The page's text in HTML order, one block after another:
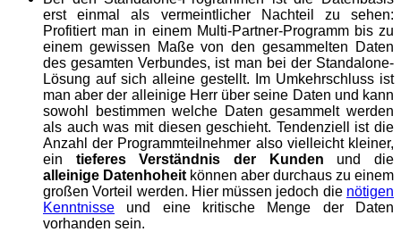
erst einmal als vermeintlicher Nachteil zu sehen:
Profitiert man in einem Multi-Partner-Programm bis zu
einem gewissen Maße von den gesammelten Daten
des gesamten Verbundes, ist man bei der Standalone-
Lösung auf sich alleine gestellt. Im Umkehrschluss ist
man aber der alleinige Herr über seine Daten und kann
sowohl bestimmen welche Daten gesammelt werden
als auch was mit diesen geschieht. Tendenziell ist die
Anzahl der Programmteilnehmer also vielleicht kleiner,
ein tieferes Verständnis der Kunden und die
alleinige Datenhoheit können aber durchaus zu einem
großen Vorteil werden. Hier müssen jedoch die nötigen
Kenntnisse und eine kritische Menge der Daten
vorhanden sein.